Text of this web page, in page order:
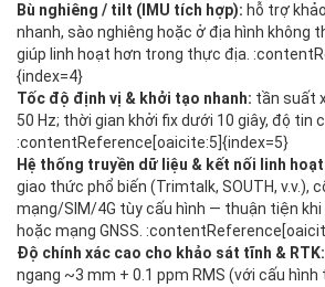
Bù nghiêng / tilt (IMU tích hợp): hỗ trợ
nhanh, sào nghiêng hoặc ở địa hình không
giúp linh hoạt hơn trong thực địa.
{index=4}
Tốc độ định vị & khởi tạo nhanh: tần suất
50 Hz; thời gian khởi fix dưới 10 giây, độ tin
:contentReference[oaicite:5]{index=5}
Hệ thống truyền dữ liệu & kết nối linh
giao thức phổ biến (Trimtalk, SOUTH, v.v.),
mạng/SIM/4G tùy cấu hình — thuận tiện khi
hoặc mạng GNSS.
Độ chính xác cao cho khảo sát tĩnh & RTK:
ngang ~3 mm + 0.1 ppm RMS (với cấu hình